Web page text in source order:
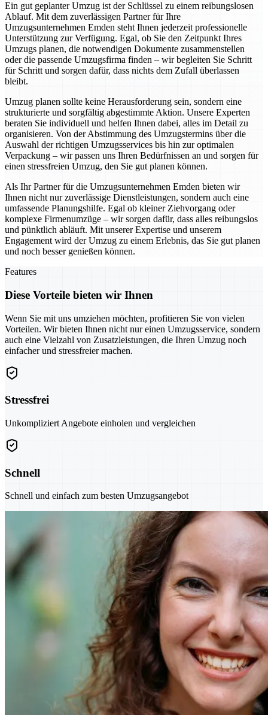
Ein gut geplanter Umzug ist der Schlüssel zu einem reibungslosen
Ablauf. Mit dem zuverlässigen Partner für Ihre
Umzugsunternehmen Emden steht Ihnen jederzeit professionelle
Unterstützung zur Verfügung. Egal, ob Sie den Zeitpunkt Ihres
Umzugs planen, die notwendigen Dokumente zusammenstellen
oder die passende Umzugsfirma finden – wir begleiten Sie Schritt
für Schritt und sorgen dafür, dass nichts dem Zufall überlassen
bleibt.
Umzug planen sollte keine Herausforderung sein, sondern eine
strukturierte und sorgfältig abgestimmte Aktion. Unsere Experten
beraten Sie individuell und helfen Ihnen dabei, alles im Detail zu
organisieren. Von der Abstimmung des Umzugstermins über die
Auswahl der richtigen Umzugsservices bis hin zur optimalen
Verpackung – wir passen uns Ihren Bedürfnissen an und sorgen für
einen stressfreien Umzug, den Sie gut planen können.
Als Ihr Partner für die Umzugsunternehmen Emden bieten wir
Ihnen nicht nur zuverlässige Dienstleistungen, sondern auch eine
umfassende Planungshilfe. Egal ob kleiner Ziehvorgang oder
komplexe Firmenumzüge – wir sorgen dafür, dass alles reibungslos
und pünktlich abläuft. Mit unserer Expertise und unserem
Engagement wird der Umzug zu einem Erlebnis, das Sie gut planen
und noch besser genießen können.
Features
Diese Vorteile bieten wir Ihnen
Wenn Sie mit uns umziehen möchten, profitieren Sie von vielen
Vorteilen. Wir bieten Ihnen nicht nur einen Umzugsservice, sondern
auch eine Vielzahl von Zusatzleistungen, die Ihren Umzug noch
einfacher und stressfreier machen.
Stressfrei
Unkompliziert Angebote einholen und vergleichen
Schnell
Schnell und einfach zum besten Umzugsangebot